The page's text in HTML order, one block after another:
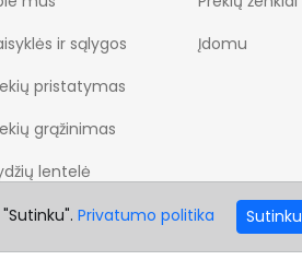
ir sąlygos
pristatymas
grąžinimas
lentelė
Įdomu
Privatumo politika Sutinku